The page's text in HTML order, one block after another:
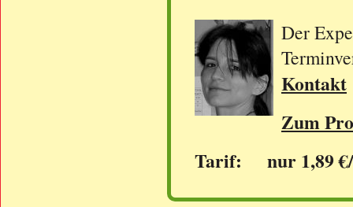
Der
Kontakt
Zum
Tarif: nur 1,89